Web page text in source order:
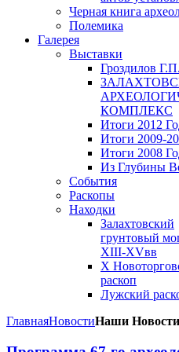
Черная книга
Полемика
Галерея
Выставки
Гроздилов
КОМПЛЕКС
Итоги 2012
Итоги 2009-
Итоги 2008
Из Глубины
События
Раскопы
Находки
Залахтовский
грунтовый
XIII-XVвв
X
раскоп
Лужский
ГлавнаяНовостиНаши Новости